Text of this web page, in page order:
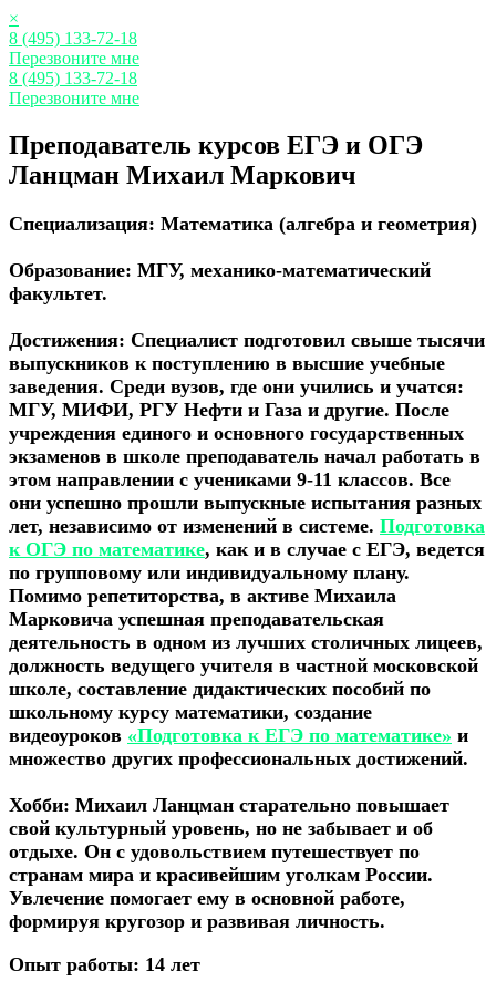
×
8 (495) 133-72-18
Перезвоните мне
8 (495) 133-72-18
Перезвоните мне
Преподаватель курсов ЕГЭ и ОГЭ
Ланцман Михаил Маркович
Специализация: Математика (алгебра и геометрия)
Образование: МГУ, механико-математический
факультет.
Достижения: Специалист подготовил свыше тысячи
выпускников к поступлению в высшие учебные
заведения. Среди вузов, где они учились и учатся:
МГУ, МИФИ, РГУ Нефти и Газа и другие. После
учреждения единого и основного государственных
экзаменов в школе преподаватель начал работать в
этом направлении с учениками 9-11 классов. Все
они успешно прошли выпускные испытания разных
лет, независимо от изменений в системе. Подготовка
к ОГЭ по математике, как и в случае с ЕГЭ, ведется
по групповому или индивидуальному плану.
Помимо репетиторства, в активе Михаила
Марковича успешная преподавательская
деятельность в одном из лучших столичных лицеев,
должность ведущего учителя в частной московской
школе, составление дидактических пособий по
школьному курсу математики, создание
видеоуроков «Подготовка к ЕГЭ по математике» и
множество других профессиональных достижений.
Хобби: Михаил Ланцман старательно повышает
свой культурный уровень, но не забывает и об
отдыхе. Он с удовольствием путешествует по
странам мира и красивейшим уголкам России.
Увлечение помогает ему в основной работе,
формируя кругозор и развивая личность.
Опыт работы: 14 лет